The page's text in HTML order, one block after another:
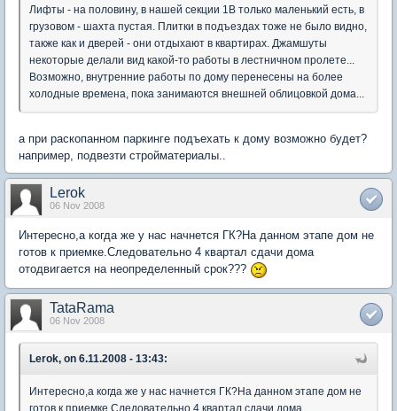
Лифты - на половину, в нашей секции 1В только маленький есть, в
грузовом - шахта пустая. Плитки в подъездах тоже не было видно,
также как и дверей - они отдыхают в квартирах. Джамшуты
некоторые делали вид какой-то работы в лестничном пролете...
Возможно, внутренние работы по дому перенесены на более
холодные времена, пока занимаются внешней облицовкой дома...
а при раскопанном паркинге подъехать к дому возможно будет?
например, подвезти стройматериалы..
Lerok
06 Nov 2008
Интересно,а когда же у нас начнется ГК?На данном этапе дом не
готов к приемке.Следовательно 4 квартал сдачи дома
отодвигается на неопределенный срок???
TataRama
06 Nov 2008
Lerok, on 6.11.2008 - 13:43:
Интересно,а когда же у нас начнется ГК?На данном этапе дом не
готов к приемке.Следовательно 4 квартал сдачи дома